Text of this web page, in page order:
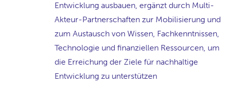
Entwicklung ausbauen, ergänzt durch Multi-
Akteur-Partnerschaften zur Mobilisierung und
zum Austausch von Wissen, Fachkenntnissen,
Technologie und finanziellen Ressourcen, um
die Erreichung der Ziele für nachhaltige
Entwicklung zu unterstützen